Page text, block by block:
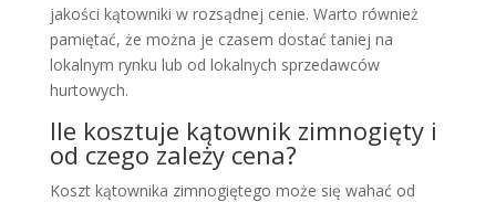
jakości kątowniki w rozsądnej cenie. Warto również
pamiętać, że można je czasem dostać taniej na
lokalnym rynku lub od lokalnych sprzedawców
hurtowych.
Ile kosztuje kątownik zimnogięty i
od czego zależy cena?
Koszt kątownika zimnogiętego może się wahać od